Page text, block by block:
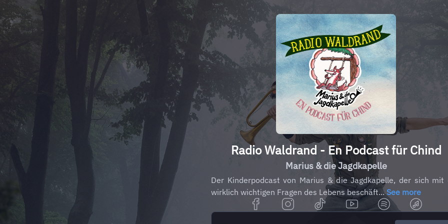
Radio Waldrand - En Podcast für Chind
Marius & die Jagdkapelle
Der Kinderpodcast von Marius & die Jagdkapelle, der sich mit
wirklich wichtigen Fragen des Lebens beschäft...See more